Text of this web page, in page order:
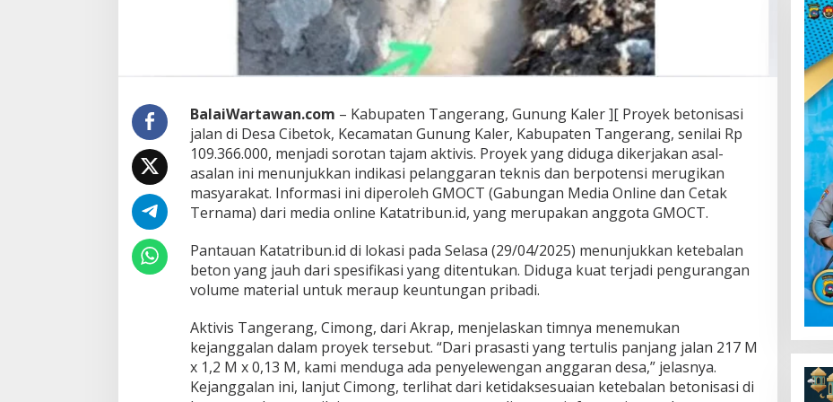
D
i
p
e
r
k
s
a
BalaiWartawan.com – Kabupaten Tangerang, Gunung Kaler ][ Proyek betonisasi
jalan di Desa Cibetok, Kecamatan Gunung Kaler, Kabupaten Tangerang, senilai Rp
109.366.000, menjadi sorotan tajam aktivis. Proyek yang diduga dikerjakan asal-
asalan ini menunjukkan indikasi pelanggaran teknis dan berpotensi merugikan
masyarakat. Informasi ini diperoleh GMOCT (Gabungan Media Online dan Cetak
Ternama) dari media online Katatribun.id, yang merupakan anggota GMOCT.
Pantauan Katatribun.id di lokasi pada Selasa (29/04/2025) menunjukkan ketebalan
beton yang jauh dari spesifikasi yang ditentukan. Diduga kuat terjadi pengurangan
volume material untuk meraup keuntungan pribadi.
Aktivis Tangerang, Cimong, dari Akrap, menjelaskan timnya menemukan
kejanggalan dalam proyek tersebut. “Dari prasasti yang tertulis panjang jalan 217 M
x 1,2 M x 0,13 M, kami menduga ada penyelewengan anggaran desa,” jelasnya.
Kejanggalan ini, lanjut Cimong, terlihat dari ketidaksesuaian ketebalan betonisasi di